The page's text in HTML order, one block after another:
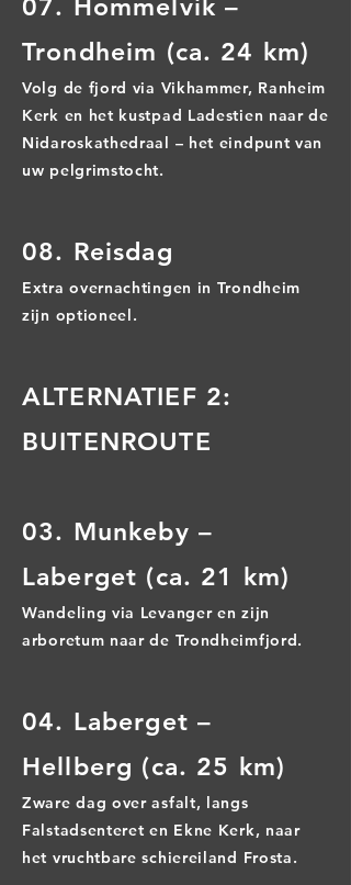
07. Hommelvik –
Trondheim (ca. 24 km)
Volg de fjord via Vikhammer, Ranheim
Kerk en het kustpad Ladestien naar de
Nidaroskathedraal – het eindpunt van
uw pelgrimstocht.
08. Reisdag
Extra overnachtingen in Trondheim
zijn optioneel.
ALTERNATIEF 2:
BUITENROUTE
03. Munkeby –
Laberget (ca. 21 km)
Wandeling via Levanger en zijn
arboretum naar de Trondheimfjord.
04. Laberget –
Hellberg (ca. 25 km)
Zware dag over asfalt, langs
Falstadsenteret en Ekne Kerk, naar
het vruchtbare schiereiland Frosta.